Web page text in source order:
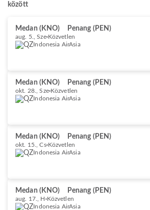
között
Medan (KNO) Penang (PEN)
aug. 5., Sze Közvetlen
Indonesia AirAsia
Medan (KNO) Penang (PEN)
okt. 28., Sze Közvetlen
Indonesia AirAsia
Medan (KNO) Penang (PEN)
okt. 15., Cs Közvetlen
Indonesia AirAsia
Medan (KNO) Penang (PEN)
aug. 17., H Közvetlen
Indonesia AirAsia